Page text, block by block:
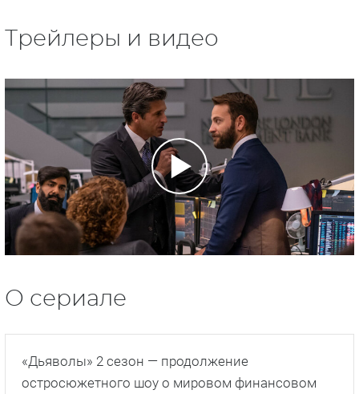
Трейлеры и видео
О сериале
«Дьяволы» 2 сезон — продолжение
остросюжетного шоу о мировом финансовом